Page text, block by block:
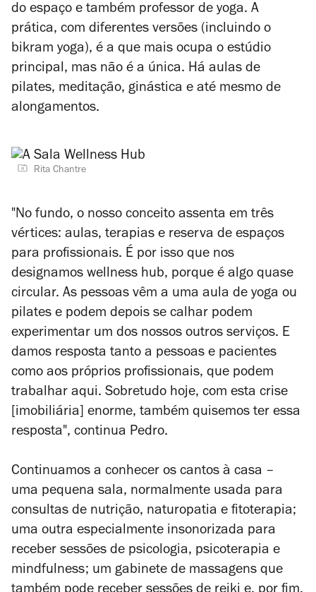
do espaço e também professor de yoga. A
prática, com diferentes versões (incluindo o
bikram yoga), é a que mais ocupa o estúdio
principal, mas não é a única. Há aulas de
pilates, meditação, ginástica e até mesmo de
alongamentos.
Rita Chantre
"No fundo, o nosso conceito assenta em três
vértices: aulas, terapias e reserva de espaços
para profissionais. É por isso que nos
designamos wellness hub, porque é algo quase
circular. As pessoas vêm a uma aula de yoga ou
pilates e podem depois se calhar podem
experimentar um dos nossos outros serviços. E
damos resposta tanto a pessoas e pacientes
como aos próprios profissionais, que podem
trabalhar aqui. Sobretudo hoje, com esta crise
[imobiliária] enorme, também quisemos ter essa
resposta", continua Pedro.
Continuamos a conhecer os cantos à casa –
uma pequena sala, normalmente usada para
consultas de nutrição, naturopatia e fitoterapia;
uma outra especialmente insonorizada para
receber sessões de psicologia, psicoterapia e
mindfulness; um gabinete de massagens que